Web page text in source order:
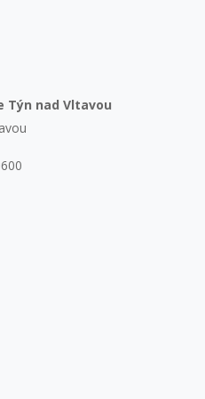
Týn nad Vltavou